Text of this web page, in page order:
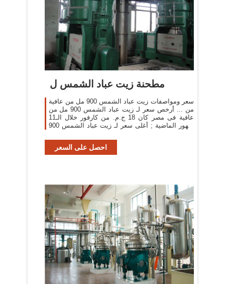
مطحنة زيت عباد الشمس ل
سعر ومواصفات زيت عباد الشمس 900 مل من عافية
من ... أرخص سعر لـ زيت عباد الشمس 900 مل من
عافية فى مصر كان 18 ج.م. من كارفور خلال الـ11
شهور الماضية ; أغلى سعر لـ زيت عباد الشمس 900
خلال الـ11 ...
احصل على السعر